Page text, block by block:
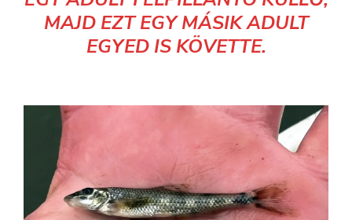
MAJD EZT EGY MÁSIK ADULT
EGYED IS KÖVETTE.